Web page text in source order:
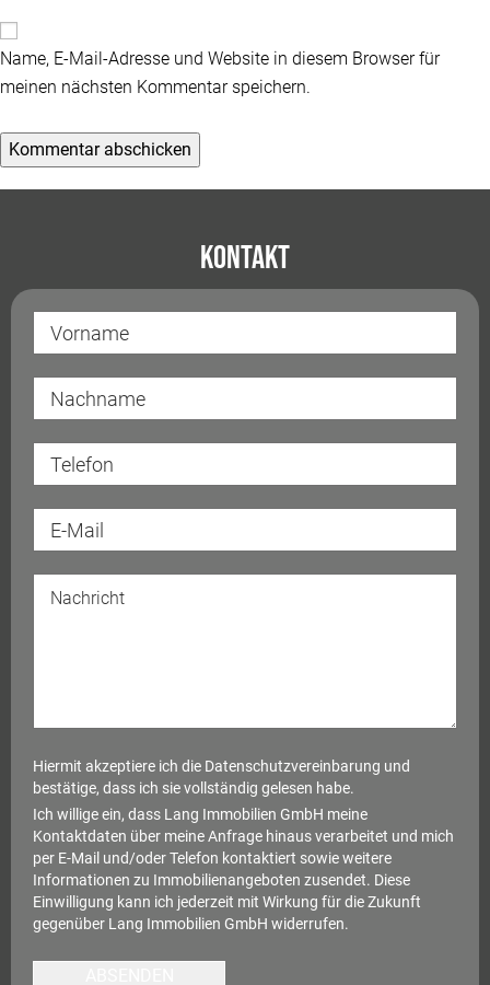
Name, E-Mail-Adresse und Website in diesem Browser für
meinen nächsten Kommentar speichern.
Kontakt
Hiermit akzeptiere ich die Datenschutzvereinbarung und
bestätige, dass ich sie vollständig gelesen habe.
Ich willige ein, dass Lang Immobilien GmbH meine
Kontaktdaten über meine Anfrage hinaus verarbeitet und mich
per E-Mail und/oder Telefon kontaktiert sowie weitere
Informationen zu Immobilienangeboten zusendet. Diese
Einwilligung kann ich jederzeit mit Wirkung für die Zukunft
gegenüber Lang Immobilien GmbH widerrufen.